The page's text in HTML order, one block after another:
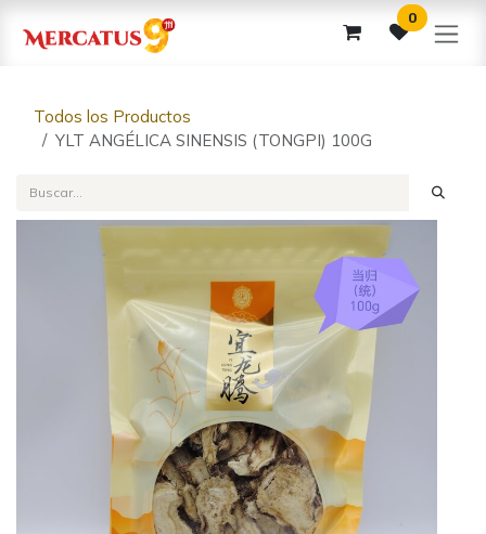
0
Todos los Productos
YLT ANGÉLICA SINENSIS (TONGPI) 100G